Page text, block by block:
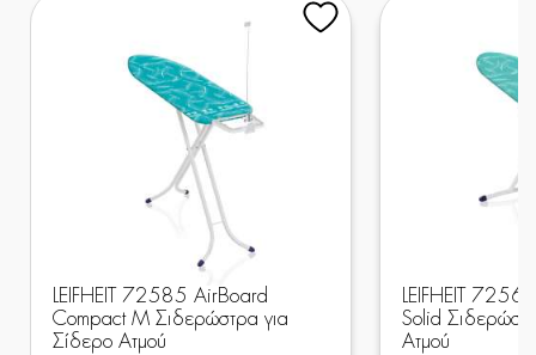
LEIFHEIT 72585 AirBoard
Compact M Σιδερώστρα για
Σίδερο Ατμού
LEIFHEIT
Solid
Ατμού